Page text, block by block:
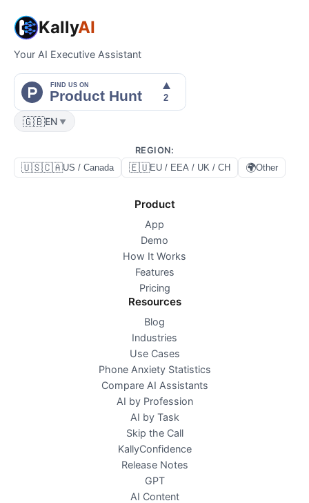
KallyAI
Your AI Executive Assistant
🇬🇧EN ▼
REGION:
🇺🇸🇨🇦US / Canada 🇪🇺EU / EEA / UK / CH 🌍Other
Product
App
Demo
How It Works
Features
Pricing
Resources
Blog
Industries
Use Cases
Phone Anxiety Statistics
Compare AI Assistants
AI by Profession
AI by Task
Skip the Call
KallyConfidence
Release Notes
GPT
AI Content